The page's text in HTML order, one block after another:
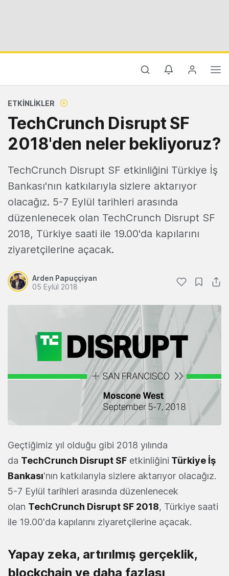
ETKINLIKLER
TechCrunch Disrupt SF
2018'den neler bekliyoruz?
TechCrunch Disrupt SF etkinliğini Türkiye İş
Bankası'nın katkılarıyla sizlere aktarıyor
olacağız. 5-7 Eylül tarihleri arasında
düzenlenecek olan TechCrunch Disrupt SF
2018, Türkiye saati ile 19.00'da kapılarını
ziyaretçilerine açacak.
Arden Papuççiyan
05 Eylül 2018
Geçtiğimiz yıl olduğu gibi 2018 yılında
da TechCrunch Disrupt SF etkinliğini Türkiye İş
Bankası'nın katkılarıyla sizlere aktarıyor olacağız.
5-7 Eylül tarihleri arasında düzenlenecek
olan TechCrunch Disrupt SF 2018, Türkiye saati
ile 19.00'da kapılarını ziyaretçilerine açacak.
Yapay zeka, artırılmış gerçeklik,
blockchain ve daha fazlası